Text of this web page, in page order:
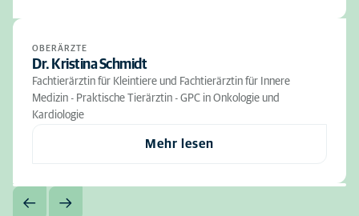
OBERÄRZTE
Dr. Kristina Schmidt
Fachtierärztin für Kleintiere und Fachtierärztin für Innere
Medizin - Praktische Tierärztin - GPC in Onkologie und
Kardiologie
Mehr lesen